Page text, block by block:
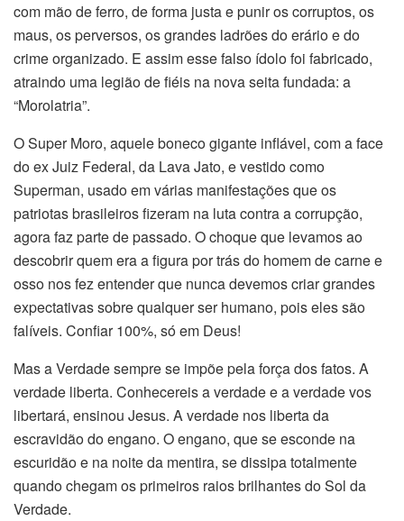
com mão de ferro, de forma justa e punir os corruptos, os
maus, os perversos, os grandes ladrões do erário e do
crime organizado. E assim esse falso ídolo foi fabricado,
atraindo uma legião de fiéis na nova seita fundada: a
“Morolatria”.
O Super Moro, aquele boneco gigante inflável, com a face
do ex Juiz Federal, da Lava Jato, e vestido como
Superman, usado em várias manifestações que os
patriotas brasileiros fizeram na luta contra a corrupção,
agora faz parte de passado. O choque que levamos ao
descobrir quem era a figura por trás do homem de carne e
osso nos fez entender que nunca devemos criar grandes
expectativas sobre qualquer ser humano, pois eles são
falíveis. Confiar 100%, só em Deus!
Mas a Verdade sempre se impõe pela força dos fatos. A
verdade liberta. Conhecereis a verdade e a verdade vos
libertará, ensinou Jesus. A verdade nos liberta da
escravidão do engano. O engano, que se esconde na
escuridão e na noite da mentira, se dissipa totalmente
quando chegam os primeiros raios brilhantes do Sol da
Verdade.